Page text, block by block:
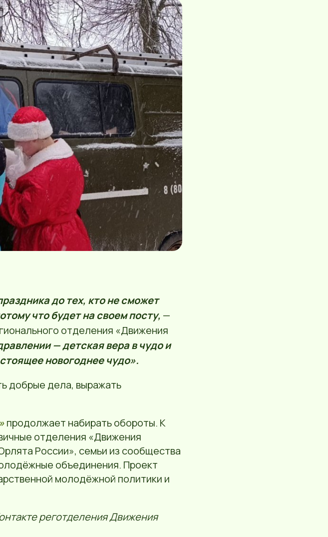
до тех, кто не сможет
что будет на своем посту, —
отделения «Движения
— детская вера в чудо и
новогоднее чудо».
добрые дела, выражать
продолжает набирать обороты. К
отделения «Движения
России», семьи из сообщества
объединения. Проект
молодёжной политики и
реготделения Движения